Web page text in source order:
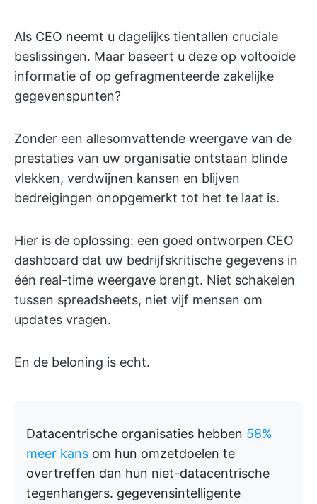
Als CEO neemt u dagelijks tientallen cruciale
beslissingen. Maar baseert u deze op voltooide
informatie of op gefragmenteerde zakelijke
gegevenspunten?
Zonder een allesomvattende weergave van de
prestaties van uw organisatie ontstaan blinde
vlekken, verdwijnen kansen en blijven
bedreigingen onopgemerkt tot het te laat is.
Hier is de oplossing: een goed ontworpen CEO
dashboard dat uw bedrijfskritische gegevens in
één real-time weergave brengt. Niet schakelen
tussen spreadsheets, niet vijf mensen om
updates vragen.
En de beloning is echt.
Datacentrische organisaties hebben 58%
meer kans om hun omzetdoelen te
overtreffen dan hun niet-datacentrische
tegenhangers. gegevensintelligente